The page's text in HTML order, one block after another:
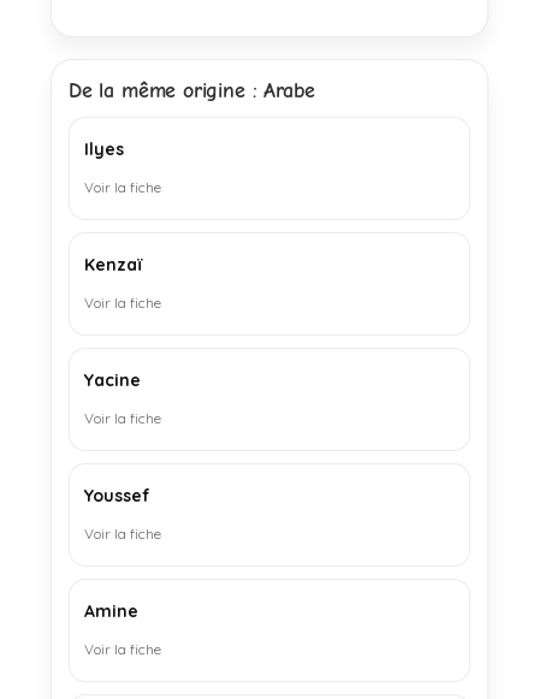
De la même origine : Arabe
Ilyes
Voir la fiche
Kenzaï
Voir la fiche
Yacine
Voir la fiche
Youssef
Voir la fiche
Amine
Voir la fiche